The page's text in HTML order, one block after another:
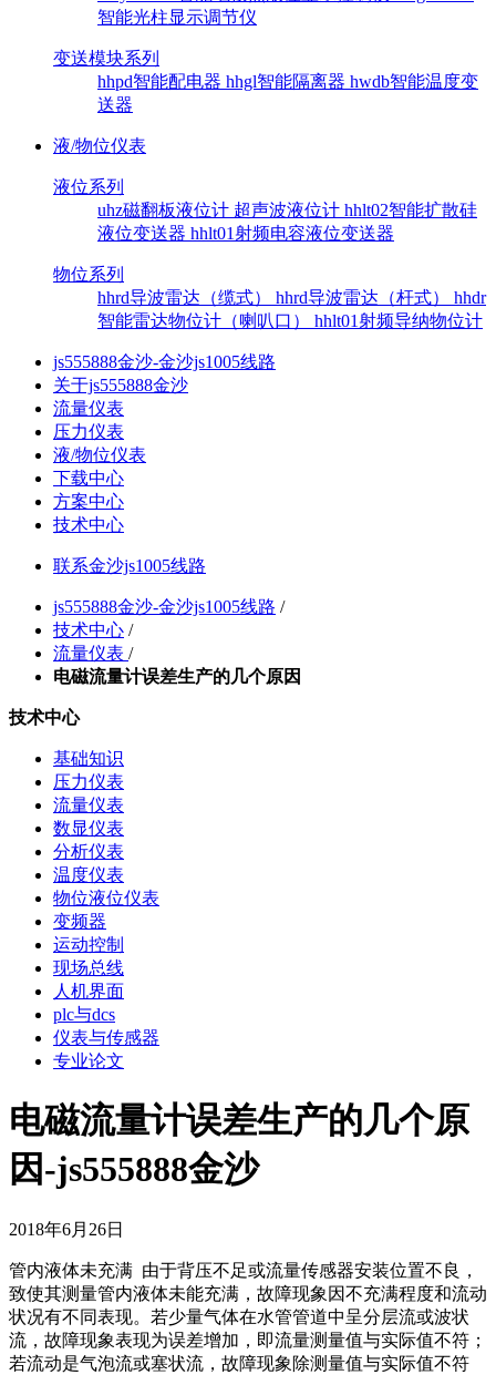
智能光柱显示调节仪
变送模块系列
hhpd智能配电器 hhgl智能隔离器 hwdb智能温度变
送器
液/物位仪表
液位系列
uhz磁翻板液位计 超声波液位计 hhlt02智能扩散硅
液位变送器 hhlt01射频电容液位变送器
物位系列
hhrd导波雷达（缆式） hhrd导波雷达（杆式） hhdr
智能雷达物位计（喇叭口） hhlt01射频导纳物位计
js555888金沙-金沙js1005线路
关于js555888金沙
流量仪表
压力仪表
液/物位仪表
下载中心
方案中心
技术中心
联系金沙js1005线路
js555888金沙-金沙js1005线路 /
技术中心 /
流量仪表 /
电磁流量计误差生产的几个原因
技术中心
基础知识
压力仪表
流量仪表
数显仪表
分析仪表
温度仪表
物位液位仪表
变频器
运动控制
现场总线
人机界面
plc与dcs
仪表与传感器
专业论文
电磁流量计误差生产的几个原
因-js555888金沙
2018年6月26日
管内液体未充满 由于背压不足或流量传感器安装位置不良，
致使其测量管内液体未能充满，故障现象因不充满程度和流动
状况有不同表现。若少量气体在水管管道中呈分层流或波状
流，故障现象表现为误差增加，即流量测量值与实际值不符；
若流动是气泡流或塞状流，故障现象除测量值与实际值不符